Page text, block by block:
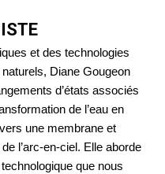
et des technologies
Diane Gougeon
d’états associés
de l’eau en
une membrane et
l’arc-en-ciel. Elle aborde
que nous